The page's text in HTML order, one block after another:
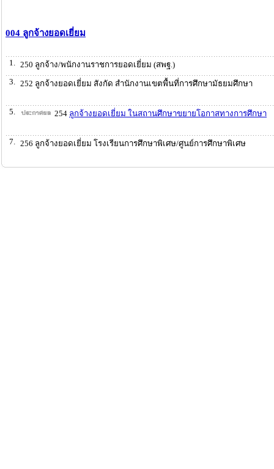
004 ลูกจ้างยอดเยี่ยม
1.
250 ลูกจ้าง/พนักงานราชการยอดเยี่ยม (สพฐ.)
3.
252 ลูกจ้างยอดเยี่ยม สังกัด สำนักงานเขตพื้นที่การศึกษามัธยมศึกษา
5. 254 ลูกจ้างยอดเยี่ยม ในสถานศึกษาขยายโอกาสทางการศึกษา
7. 256 ลูกจ้างยอดเยี่ยม โรงเรียนการศึกษาพิเศษ/ศูนย์การศึกษาพิเศษ